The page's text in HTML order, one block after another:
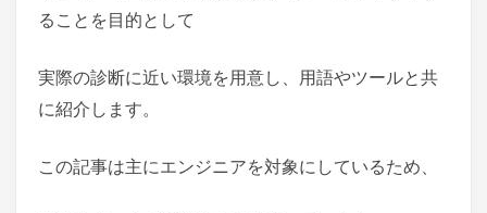
ることを目的として
実際の診断に近い環境を用意し、用語やツールと共
に紹介します。
この記事は主にエンジニアを対象にしているため、